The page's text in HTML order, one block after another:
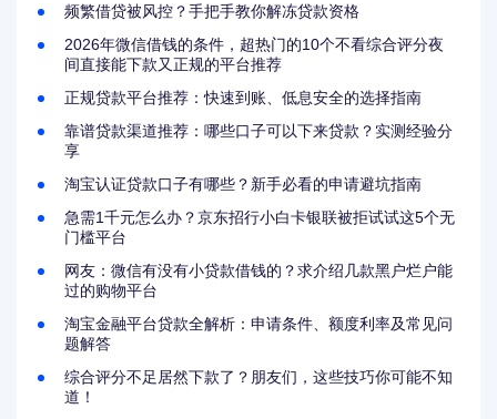
频繁借贷被风控？手把手教你解冻贷款资格
2026年微信借钱的条件，超热门的10个不看综合评分夜
间直接能下款又正规的平台推荐
正规贷款平台推荐：快速到账、低息安全的选择指南
靠谱贷款渠道推荐：哪些口子可以下来贷款？实测经验分
享
淘宝认证贷款口子有哪些？新手必看的申请避坑指南
急需1千元怎么办？京东招行小白卡银联被拒试试这5个无
门槛平台
网友：微信有没有小贷款借钱的？求介绍几款黑户烂户能
过的购物平台
淘宝金融平台贷款全解析：申请条件、额度利率及常见问
题解答
综合评分不足居然下款了？朋友们，这些技巧你可能不知
道！